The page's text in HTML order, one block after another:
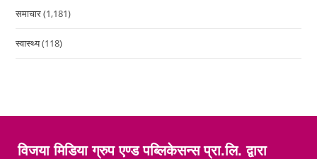
समाचार(1,181)
स्वास्थ्य(118)
विजया मिडिया ग्रुप एण्ड पब्लिकेसन्स प्रा.लि. द्वारा